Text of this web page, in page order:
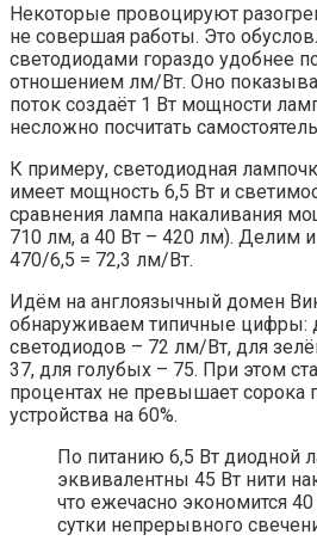
Некоторые провоцируют
не совершая работы. Это
светодиодами гораздо удобнее
отношением лм/Вт. Оно
поток создаёт 1 Вт мощности
несложно посчитать
К примеру, светодиодная
имеет мощность 6,5 Вт и
сравнения лампа накаливания
710 лм, а 40 Вт – 420 лм). Делим
470/6,5 = 72,3 лм/Вт.
Идём на англоязычный домен
обнаруживаем типичные цифры:
светодиодов – 72 лм/Вт, для
37, для голубых – 75. При этом
процентах не превышает сорока
устройства на 60%.
По питанию 6,5 Вт диодной
эквивалентны 45 Вт нити
что ежечасно экономится
сутки непрерывного